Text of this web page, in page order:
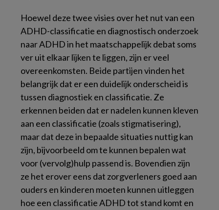
Hoewel deze twee visies over het nut van een
ADHD-classificatie en diagnostisch onderzoek
naar ADHD in het maatschappelijk debat soms
ver uit elkaar lijken te liggen, zijn er veel
overeenkomsten. Beide partijen vinden het
belangrijk dat er een duidelijk onderscheid is
tussen diagnostiek en classificatie. Ze
erkennen beiden dat er nadelen kunnen kleven
aan een classificatie (zoals stigmatisering),
maar dat deze in bepaalde situaties nuttig kan
zijn, bijvoorbeeld om te kunnen bepalen wat
voor (vervolg)hulp passend is. Bovendien zijn
ze het erover eens dat zorgverleners goed aan
ouders en kinderen moeten kunnen uitleggen
hoe een classificatie ADHD tot stand komt en